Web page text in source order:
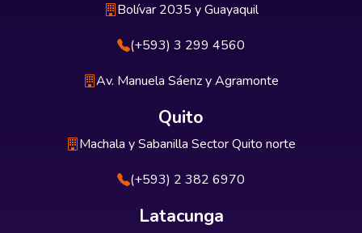
Bolívar 2035 y Guayaquil
(+593) 3 299 4560
Av. Manuela Sáenz y Agramonte
Quito
Machala y Sabanilla Sector Quito norte
(+593) 2 382 6970
Latacunga